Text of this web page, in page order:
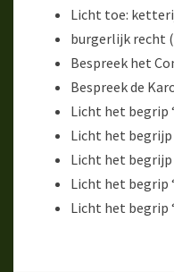
Licht toe:
burgerlijk recht
Bespreek het
Bespreek de
Licht het begrip
Licht het begrijp
Licht het begrijp
Licht het begrip
Licht het begrip